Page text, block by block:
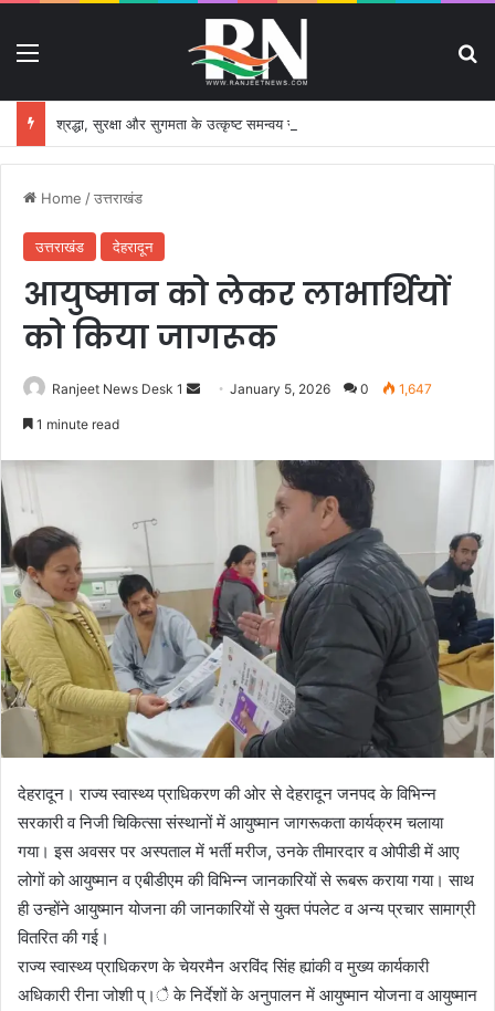
Home /उत्तराखंड
उत्तराखंड देहरादून
आयुष्मान को लेकर लाभार्थियों
को किया जागरूक
Ranjeet News Desk 1
l
January 5, 2026 0 1,647
1 minute read
देहरादून। राज्य स्वास्थ्य प्राधिकरण की ओर से देहरादून जनपद के विभिन्न
सरकारी व निजी चिकित्सा संस्थानों में आयुष्मान जागरूकता कार्यक्रम चलाया
गया। इस अवसर पर अस्पताल में भर्ती मरीज, उनके तीमारदार व ओपीडी में आए
लोगों को आयुष्मान व एबीडीएम की विभिन्न जानकारियों से रूबरू कराया गया। साथ
ही उन्होंने आयुष्मान योजना की जानकारियों से युक्त पंपलेट व अन्य प्रचार सामाग्री
वितरित की गई।
राज्य स्वास्थ्य प्राधिकरण के चेयरमैन अरविंद सिंह ह्यांकी व मुख्य कार्यकारी
अधिकारी रीना जोशी प्।ै के निर्देशों के अनुपालन में आयुष्मान योजना व आयुष्मान